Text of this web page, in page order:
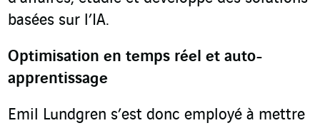
basées sur l’IA.
Optimisation en temps réel et auto-
apprentissage
Emil Lundgren s’est donc employé à mettre